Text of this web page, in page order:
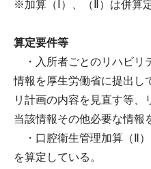
※加算（Ⅰ）、（Ⅱ）は併算
算定要件等
・入所者ごとのリハビリ
情報を厚生労働省に提出し
リ計画の内容を見直す等、
当該情報その他必要な情報
・口腔衛生管理加算（Ⅱ
を算定している。